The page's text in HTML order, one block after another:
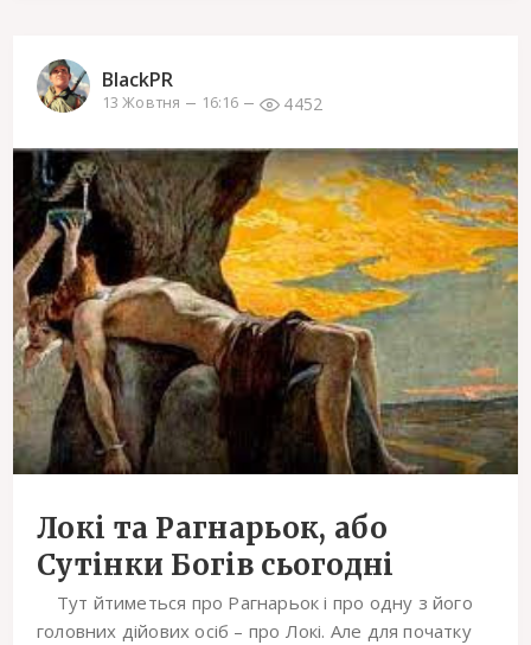
BlackPR
13 Жовтня 16:16 4452
Локі та Рагнарьок, або
Сутінки Богів сьогодні
Тут йтиметься про Рагнарьок і про одну з його
головних дійових осіб – про Локі. Але для початку